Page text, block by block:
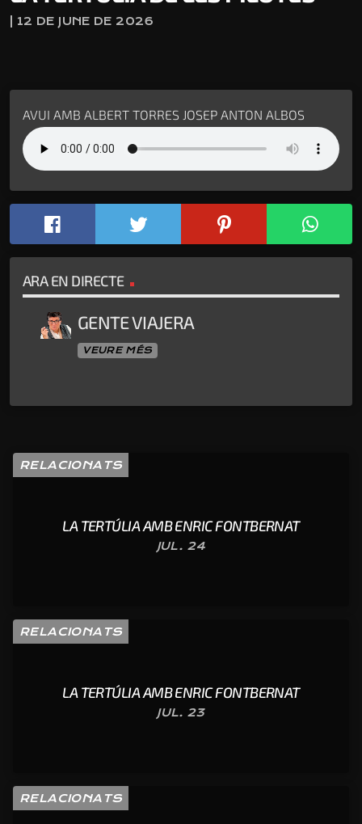
| 12 DE JUNE DE 2026
AVUI AMB ALBERT TORRES JOSEP ANTON ALBOS
ARA EN DIRECTE
GENTE VIAJERA
VEURE MÉS
RELACIONATS
LA TERTÚLIA AMB ENRIC FONTBERNAT
JUL. 24
RELACIONATS
LA TERTÚLIA AMB ENRIC FONTBERNAT
JUL. 23
RELACIONATS